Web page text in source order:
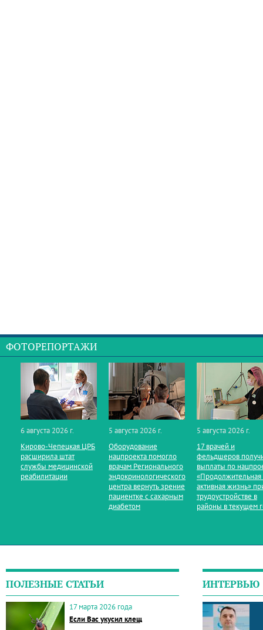
ФОТОРЕПОРТАЖИ
6 августа 2026 г.
Кирово‑Чепецкая ЦРБ
расширила штат
службы медицинской
реабилитации
5 августа 2026 г.
Оборудование
нацпроекта помогло
врачам Регионального
эндокринологического
центра вернуть зрение
пациентке с сахарным
диабетом
5 августа 2026 г.
17 врачей и
фельдшеров
выплаты по
«Продолжительная
активная жизнь»
трудоустройстве в
районы в текущем
ПОЛЕЗНЫЕ СТАТЬИ
17 марта 2026 года
Если Вас укусил клещ
ИНТЕРВЬЮ